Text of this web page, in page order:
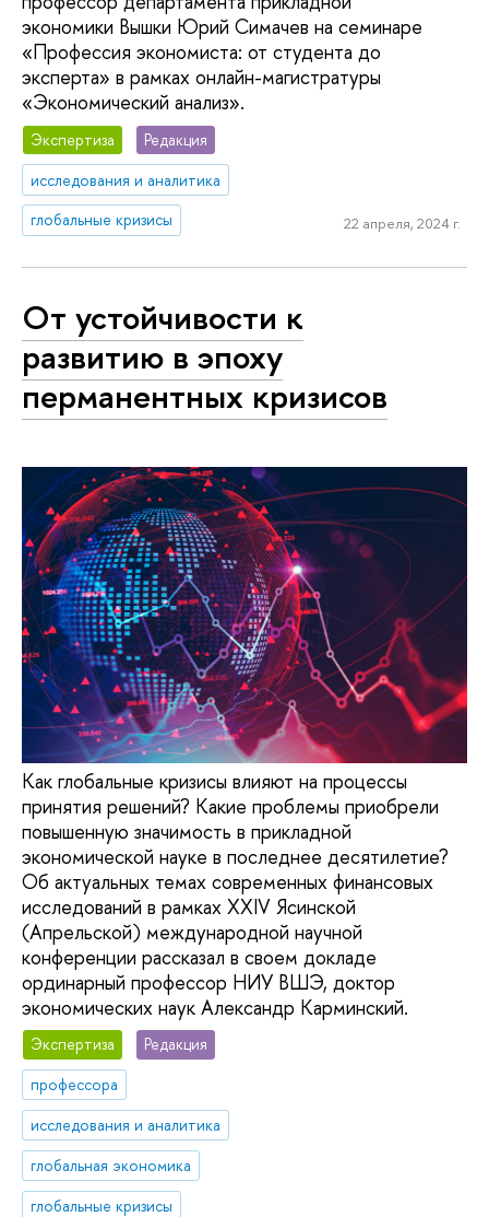
экономики Вышки Юрий Симачев на семинаре
«Профессия экономиста: от студента до
эксперта» в рамках онлайн-магистратуры
«Экономический анализ».
Экспертиза
Редакция
исследования и аналитика
глобальные кризисы
22 апреля, 2024 г.
От устойчивости к
развитию в эпоху
перманентных кризисов
Как глобальные кризисы влияют на процессы
принятия решений? Какие проблемы приобрели
повышенную значимость в прикладной
экономической науке в последнее десятилетие?
Об актуальных темах современных финансовых
исследований в рамках XXIV Ясинской
(Апрельской) международной научной
конференции рассказал в своем докладе
ординарный профессор НИУ ВШЭ, доктор
экономических наук Александр Карминский.
Экспертиза
Редакция
профессора
исследования и аналитика
глобальная экономика
глобальные кризисы